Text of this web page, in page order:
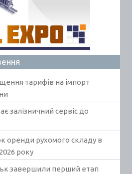
тарифів на імпорт
залізничний сервіс до
оренди рухомого складу в
року
завершили перший етап